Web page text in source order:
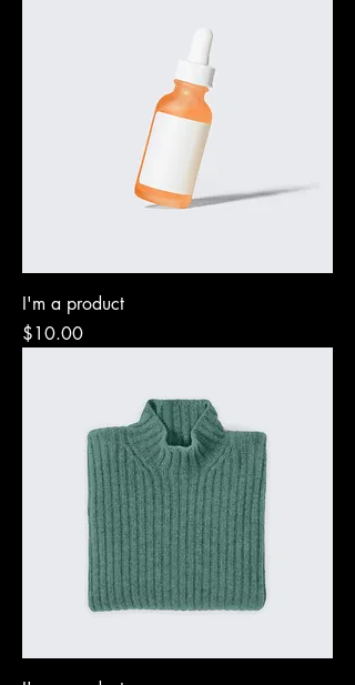
I'm a product
Precio
$10.00